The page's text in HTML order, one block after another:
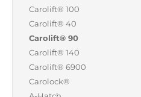
Nous
Trouver un revendeur
Carolift® 100
Carolift® 40
Carolift® 90
Carolift® 140
Carolift® 6900
Carolock®